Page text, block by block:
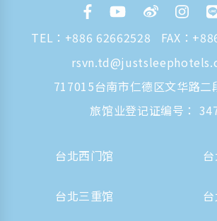
TEL： +886 62662528
FAX：
717015台南市仁德区文华路二
旅馆业登记证编号：
台北西门馆
台北三重馆